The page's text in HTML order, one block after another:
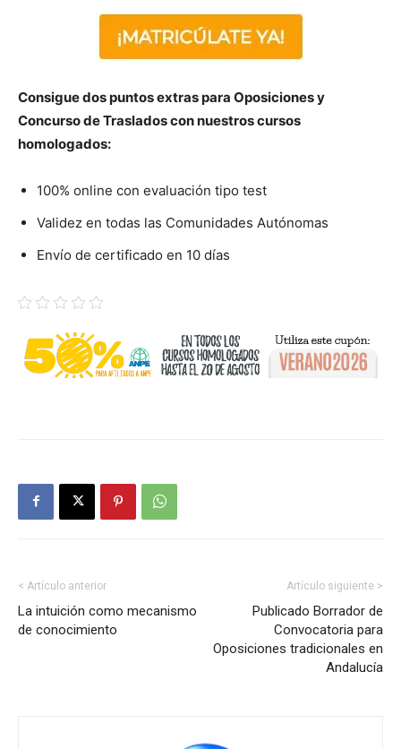
Consigue dos puntos extras para Oposiciones y
Concurso de Traslados connuestros cursos
homologados:
100% online con evaluación tipo test
Validez en todas las Comunidades Autónomas
Envío de certificado en 10 días
< Artículo anterior
La intuición como mecanismo
de conocimiento
Artículo siguiente >
Publicado Borrador de
Convocatoria para
Oposiciones tradicionales en
Andalucía